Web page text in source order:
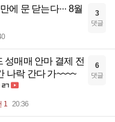
에 문 닫는다··· 8월
3
댓글
성매매 안마 결제 전
나락 간다 가~~~~
1 20:36
6
댓글